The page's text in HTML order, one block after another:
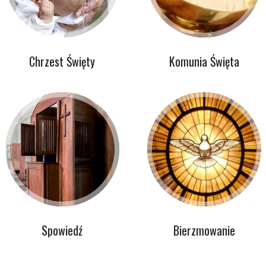
Chrzest Święty Komunia Święta
Spowiedź Bierzmowanie